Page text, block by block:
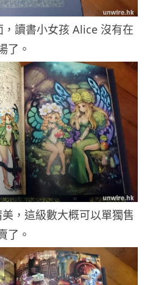
讀書小女孩 Alice 沒有在
了。
，這級數大概可以單獨售
了。